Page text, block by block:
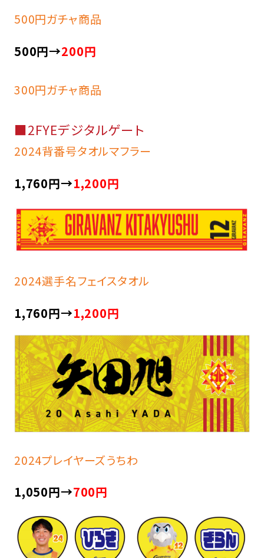
500円ガチャ商品
500円→200円
300円ガチャ商品
■2FYEデジタルゲート
2024背番号タオルマフラー
1,760円→1,200円
2024選手名フェイスタオル
1,760円→1,200円
2024プレイヤーズうちわ
1,050円→700円